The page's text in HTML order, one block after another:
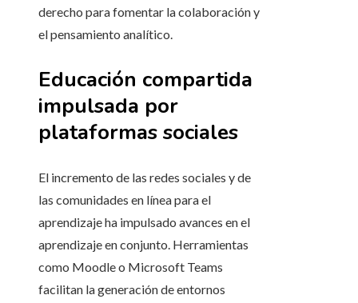
derecho para fomentar la colaboración y
el pensamiento analítico.
Educación compartida
impulsada por
plataformas sociales
El incremento de las redes sociales y de
las comunidades en línea para el
aprendizaje ha impulsado avances en el
aprendizaje en conjunto. Herramientas
como Moodle o Microsoft Teams
facilitan la generación de entornos